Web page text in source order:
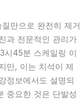
만으로 완전히 제거
과 전문적인 관리가
시45분 스케일링 이
만, 이는 치석이 제
정보에서도 설명되
중요한 것은 단발성